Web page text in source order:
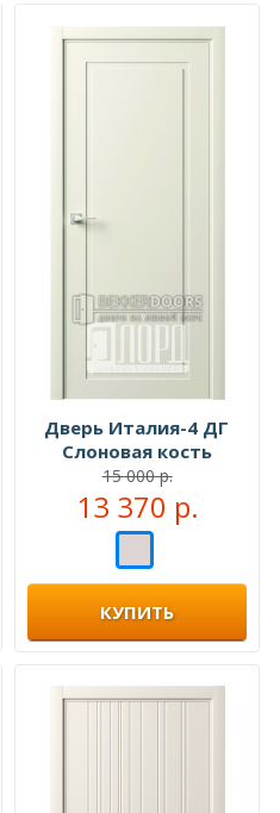
Дверь Италия-4 ДГ
Слоновая кость
15 000 р.
13 370 р.
КУПИТЬ